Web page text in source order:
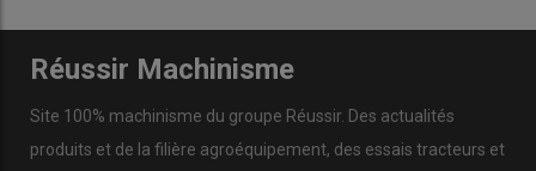
Réussir Machinisme
Site 100% machinisme du groupe Réussir. Des actualités
produits et de la filière agroéquipement, des essais tracteurs et